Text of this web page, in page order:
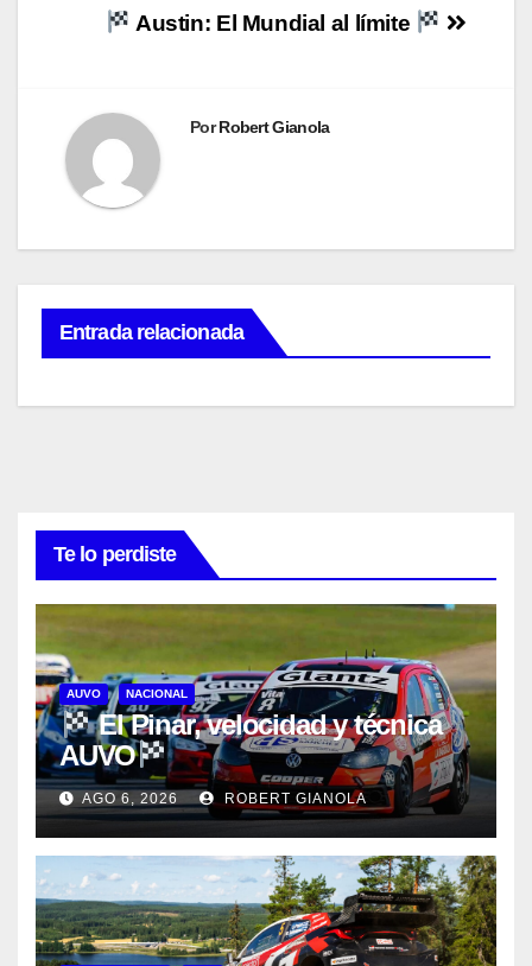
Navegación
entradas
Austin: El Mundial al límite
PorRobert Gianola
Entrada relacionada
Te lo perdiste
AUVO NACIONAL
El Pinar, velocidad y técnica
AUVO
AGO 6, 2026 ROBERT GIANOLA